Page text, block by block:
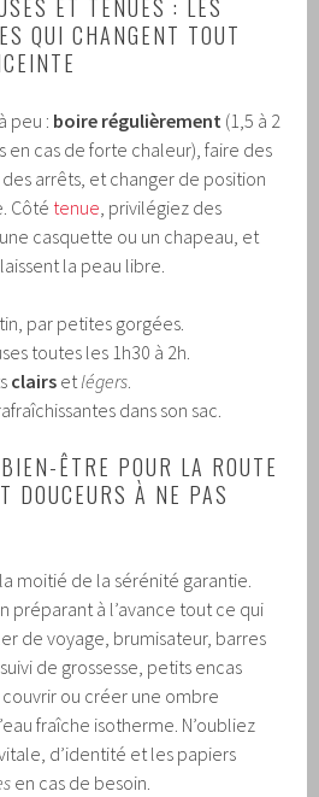
ET TENUES : LES
QUI CHANGENT TOUT
peu : boire régulièrement (1,5 à 2
en cas de forte chaleur), faire des
arrêts, et changer de position
Côté tenue, privilégiez des
casquette ou un chapeau, et
la peau libre.
par petites gorgées.
toutes les 1h30 à 2h.
clairs etlégers.
dans son sac.
ÊTRE POUR LA ROUTE
DOUCEURS À NE PAS
moitié de la sérénité garantie.
préparant à l’avance tout ce qui
de voyage, brumisateur, barres
de grossesse, petits encas
ou créer une ombre
fraîche isotherme. N’oubliez
d’identité et les papiers
en cas de besoin.